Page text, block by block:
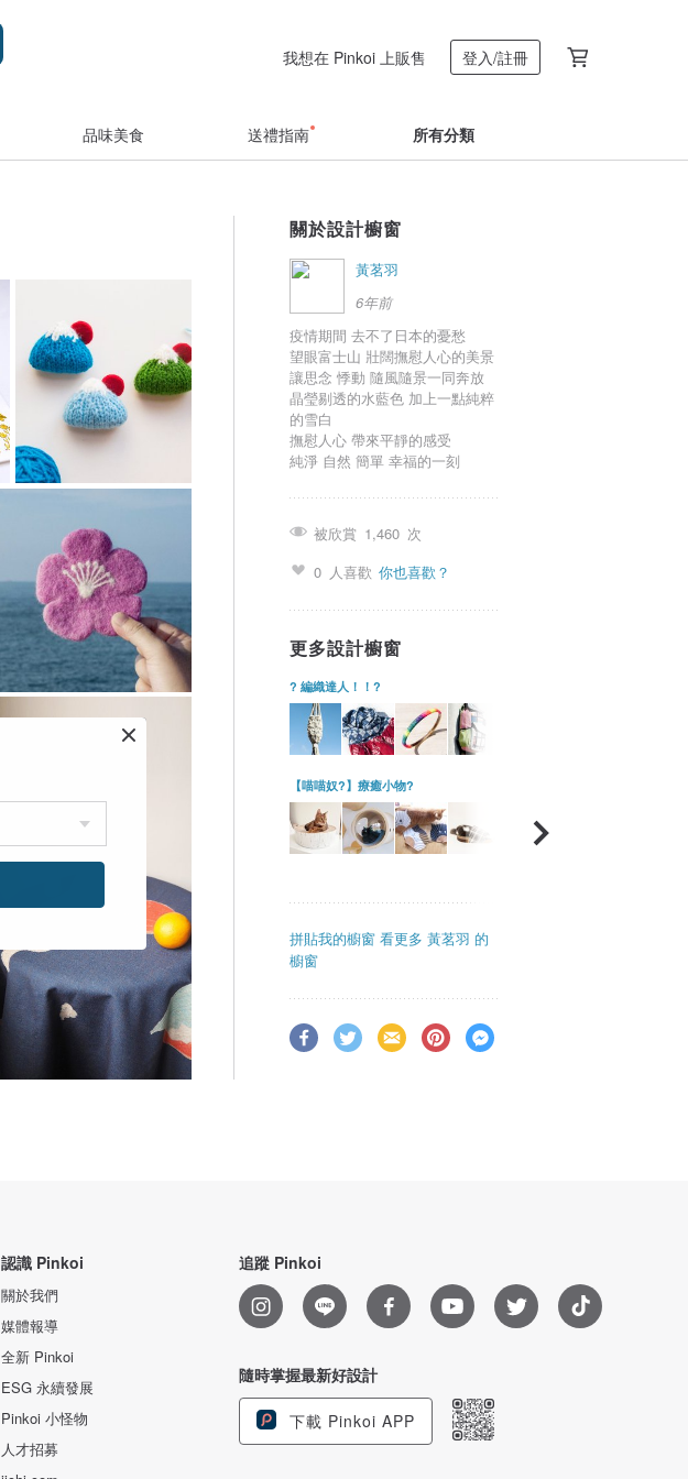
我想在 Pinkoi 上販售 登入/註冊
品味美食 送禮指南 所有分類
關於設計櫥窗
黃茗羽
6年前
疫情期間 去不了日本的憂愁
望眼富士山 壯闊撫慰人心的美景
讓思念 悸動 隨風隨景一同奔放
晶瑩剔透的水藍色 加上一點純粹
的雪白
撫慰人心 帶來平靜的感受
純淨 自然 簡單 幸福的一刻
被欣賞 1,460 次
0 人喜歡 你也喜歡？
更多設計櫥窗
? 編織達人！！?
【喵喵奴?】療癒小物?
拼貼我的櫥窗 看更多 黃茗羽 的
櫥窗
認識 Pinkoi
關於我們
媒體報導
全新 Pinkoi
ESG 永續發展
Pinkoi 小怪物
人才招募
追蹤 Pinkoi
隨時掌握最新好設計
下載 Pinkoi APP